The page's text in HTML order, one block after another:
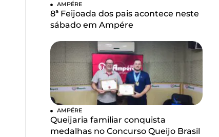
AMPÉRE
8ª Feijoada dos pais acontece neste
sábado em Ampére
AMPÉRE
Queijaria familiar conquista
medalhas no Concurso Queijo Brasil